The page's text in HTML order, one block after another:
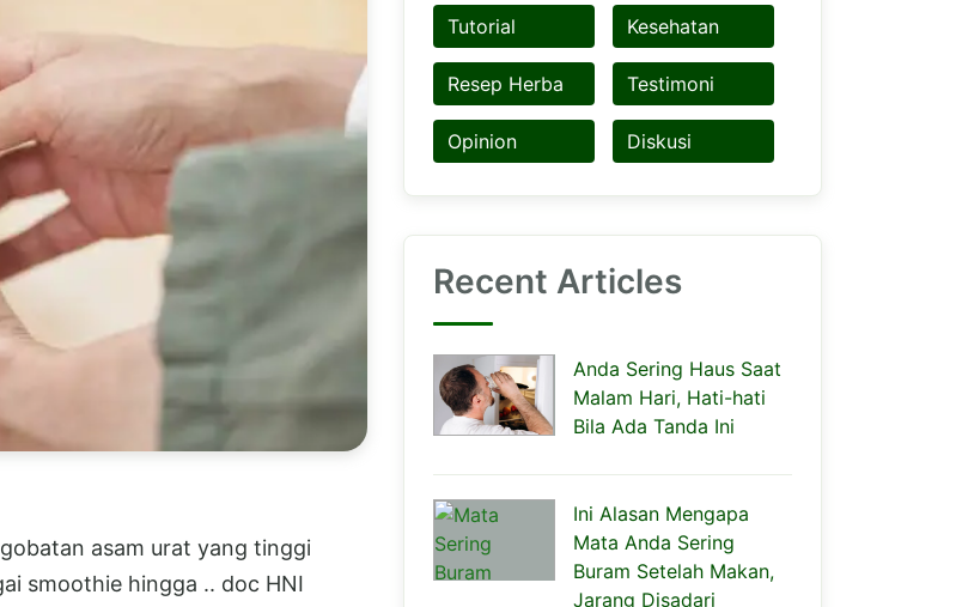
asam urat yang tinggi
smoothie hingga .. doc HNI
Tutorial Kesehatan
Resep Herba Testimoni
Opinion Diskusi
Recent Articles
Anda Sering Haus Saat
Malam Hari, Hati-hati
Bila Ada Tanda Ini
Ini Alasan Mengapa
Mata Anda Sering
Buram Setelah Makan,
Jarang Disadari